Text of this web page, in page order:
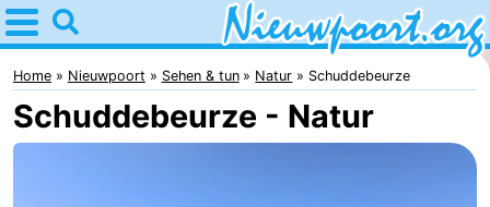
Home
Nieuwpoort
Tipps
Home Nieuwpoort Sehen & tun Natur Schuddebeurze
Schuddebeurze - Natur